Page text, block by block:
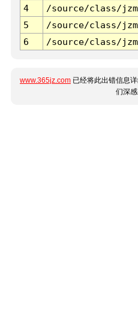
4
/source/class/
5
/source/class/
6
/source/class/
www.365jz.com 已经将此出错信息
们深